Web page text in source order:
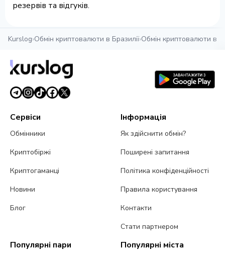
резервів та відгуків.
Kurslog›Обмін криптовалюти в Бразилії›Обмін криптовалюти в
Сервіси
Обмінники
Криптобіржі
Криптогаманці
Новини
Блог
Інформація
Як здійснити обмін?
Поширені запитання
Політика конфіденційності
Правила користування
Контакти
Стати партнером
Популярні пари Популярні міста